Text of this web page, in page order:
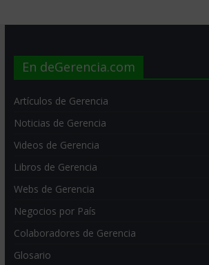
En deGerencia.com
Artículos de Gerencia
Noticias de Gerencia
Videos de Gerencia
Libros de Gerencia
Webs de Gerencia
Negocios por País
Colaboradores de Gerencia
Glosario